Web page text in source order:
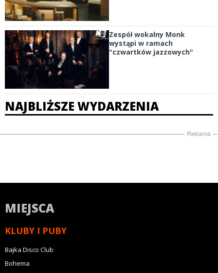
Zespół wokalny Monk
wystąpi w ramach
"czwartków jazzowych"
NAJBLIŻSZE WYDARZENIA
Reklama
MIEJSCA
KLUBY I PUBY
Bajka Disco Club
Bohema